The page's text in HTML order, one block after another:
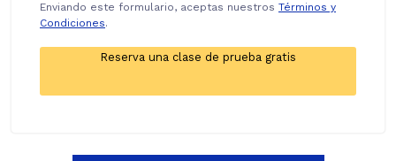
Enviando este formulario, aceptas nuestros Términos y
Condiciones.